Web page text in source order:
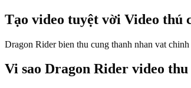
Tạo video tuyệt vời Video thú
Dragon Rider bien thu cung thanh nhan vat
Vi sao Dragon Rider video